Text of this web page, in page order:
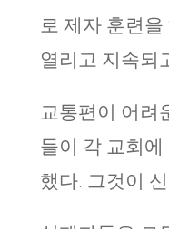
로 제자 훈련
열리고 지속되
교통편이 어려
들이 각 교회
했다. 그것이